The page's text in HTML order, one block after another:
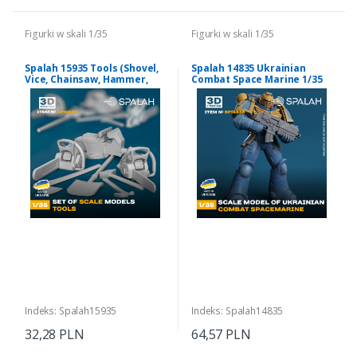
Figurki w skali 1/35
Spalah 15935 Tools (Shovel,
Vice, Chainsaw, Hammer,
Sledgehammer & Axe) 1/35
Indeks: Spalah15935
32,28 PLN
Figurki w skali 1/35
Spalah 14835 Ukrainian
Combat Space Marine 1/35
Indeks: Spalah14835
64,57 PLN